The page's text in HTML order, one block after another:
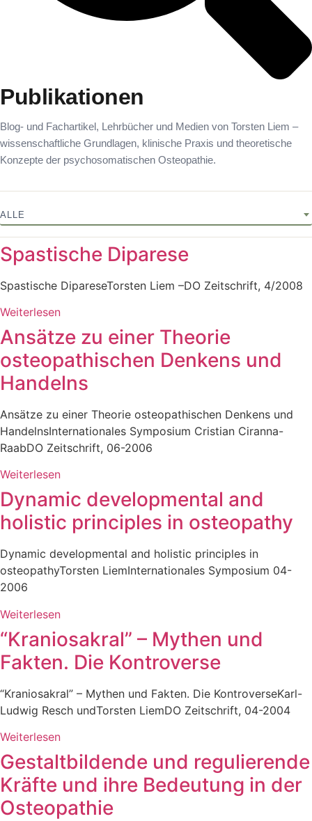
Publikationen
Blog- und Fachartikel, Lehrbücher und Medien von Torsten Liem –
wissenschaftliche Grundlagen, klinische Praxis und theoretische
Konzepte der psychosomatischen Osteopathie.
Spastische Diparese
Spastische DipareseTorsten Liem –DO Zeitschrift, 4/2008
Weiterlesen
Ansätze zu einer Theorie
osteopathischen Denkens und
Handelns
Ansätze zu einer Theorie osteopathischen Denkens und
HandelnsInternationales Symposium Cristian Ciranna-
RaabDO Zeitschrift, 06-2006
Weiterlesen
Dynamic developmental and
holistic principles in osteopathy
Dynamic developmental and holistic principles in
osteopathyTorsten LiemInternationales Symposium 04-
2006
Weiterlesen
“Kraniosakral” – Mythen und
Fakten. Die Kontroverse
“Kraniosakral” – Mythen und Fakten. Die KontroverseKarl-
Ludwig Resch undTorsten LiemDO Zeitschrift, 04-2004
Weiterlesen
Gestaltbildende und regulierende
Kräfte und ihre Bedeutung in der
Osteopathie